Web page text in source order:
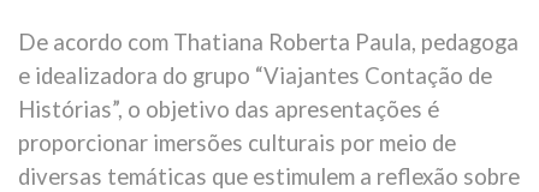
De acordo com Thatiana Roberta Paula, pedagoga
e idealizadora do grupo “Viajantes Contação de
Histórias”, o objetivo das apresentações é
proporcionar imersões culturais por meio de
diversas temáticas que estimulem a reflexão sobre